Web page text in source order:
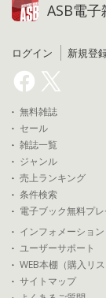
ASB電
ログイン 新規登
無料雑誌
セール
雑誌一覧
ジャンル
売上ランキング
条件検索
電子ブック無料プレ
インフォメーション
ユーザーサポート
WEB本棚（購入リス
サイトマップ